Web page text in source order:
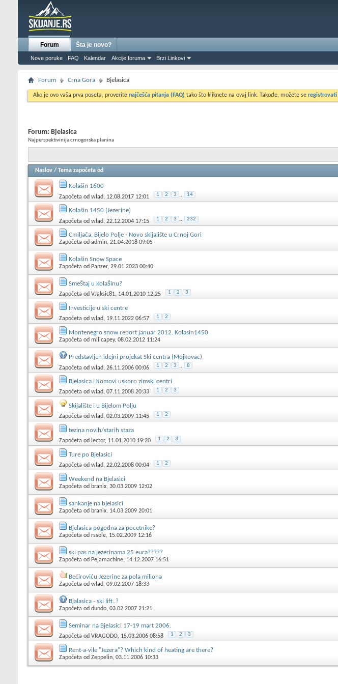
Forum
Nove poruke FAQ Kalendar Akcije foruma Brzi Linkovi
Šta je novo?
Forum Crna Gora Bjelasica
Ako je ovo vaša prva poseta, proverite najčešća pitanja (FAQ) tako što kliknete na ovaj link. Takođe, možete se registrovati
Forum: Bjelasica
Najperspektivinija crnogorska planina
Naslov / Tema započeta od
Kolašin 1600
Započeta od wlad, 12.08.2017 12:01 1 2 3 ... 14
Kolašin 1450 (Jezerine)
Započeta od wlad, 22.12.2004 17:15 1 2 3 ... 232
Cmiljača, Bijelo Polje - Novo skijalište u Crnoj Gori
Započeta od admin, 21.04.2018 09:05
Kolašin Snow Space
Započeta od Panzer, 29.01.2023 00:40
SmeŠtaj u kolaŠinu?
Započeta od VJaksic81, 14.01.2010 12:25 1 2 3
Investicije u ski centre
Započeta od wlad, 19.11.2022 06:57 1 2
Montenegro snow report januar 2012. Kolasin1450
Započeta od milicapey, 08.02.2012 11:24
Predstavljen idejni projekat Ski centra (Mojkovac)
Započeta od wlad, 26.11.2006 00:06 1 2 3 ... 8
Bjelasica i Komovi uskoro zimski centri
Započeta od wlad, 07.11.2008 20:33 1 2 3
Skijalište i u Bijelom Polju
Započeta od wlad, 02.03.2009 11:45 1 2
tezina novih/starih staza
Započeta od lector, 11.01.2010 19:20 1 2 3
Ture po Bjelasici
Započeta od wlad, 22.02.2008 00:04 1 2
Weekend na Bjelasici
Započeta od branix, 30.03.2009 12:02
sankanje na bjelasici
Započeta od branix, 14.03.2009 20:01
Bjelasica pogodna za pocetnike?
Započeta od rssole, 15.02.2009 12:16
ski pas na jezerinama 25 eura?????
Započeta od Pejamachine, 14.12.2007 16:51
Bećiroviću Jezerine za pola miliona
Započeta od wlad, 09.02.2007 18:33
Bjalasica - ski lift..?
Započeta od dundo, 03.02.2007 21:21
Seminar na Bjelasici 17-19 mart 2006.
Započeta od VRAGODO, 15.03.2006 08:58 1 2 3
Rent-a-vile "Jezera"? Which kind of heating are there?
Započeta od Zeppelin, 03.11.2006 10:33